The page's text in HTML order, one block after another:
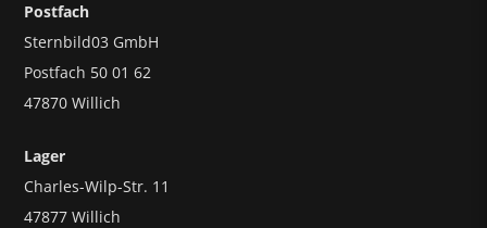
Postfach
Sternbild03 GmbH
Postfach 50 01 62
47870 Willich
Lager
Charles-Wilp-Str. 11
47877 Willich